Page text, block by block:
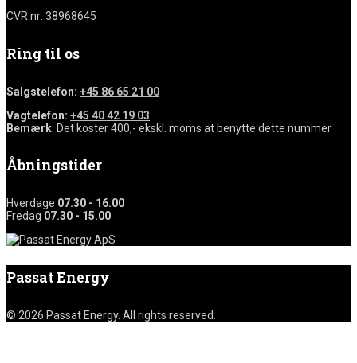
CVR.nr: 38968645
Ring til os
Salgstelefon: +45 86 65 21 00
Vagtelefon: +45 40 42 19 03
Bemærk: Det koster 400,- ekskl. moms at benytte dette nummer
Åbningstider
Hverdage 07.30 - 16.00
Fredag 07.30 - 15.00
Passat Energy
© 2026 Passat Energy. All rights reserved.